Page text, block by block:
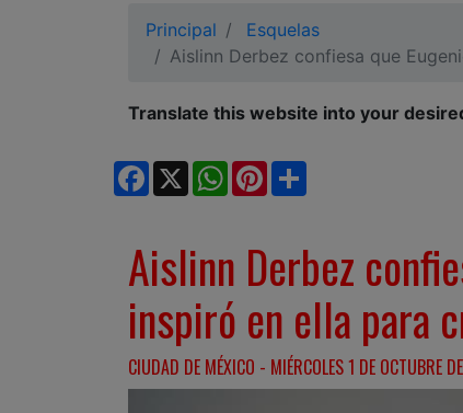
Principal
Esquelas
Aislinn Derbez confiesa que
Translate this website into your
Facebook
X WhatsApp
Pinterest
Aislinn Derbez
inspiró en ella para
CIUDAD DE MÉXICO - MIÉRCOLES 1 DE OCTUBRE